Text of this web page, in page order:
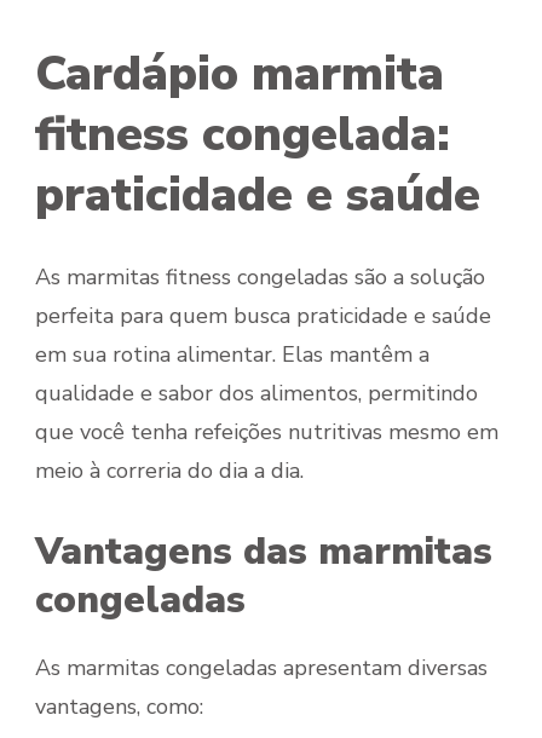
Cardápio marmita
fitness congelada:
praticidade e saúde
As marmitas fitness congeladas são a solução
perfeita para quem busca praticidade e saúde
em sua rotina alimentar. Elas mantêm a
qualidade e sabor dos alimentos, permitindo
que você tenha refeições nutritivas mesmo em
meio à correria do dia a dia.
Vantagens das marmitas
congeladas
As marmitas congeladas apresentam diversas
vantagens, como: